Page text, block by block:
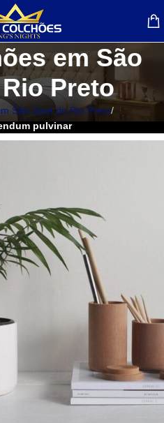
em São
Preto
São José do Rio Preto/
pulvinar